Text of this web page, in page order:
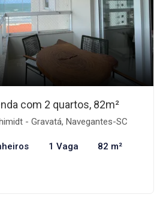
com 2 quartos, 82m²
- Gravatá, Navegantes-SC
1 Vaga 82 m²